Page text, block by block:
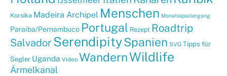
Korsika Madeira Archipel Menschen Monatsspaziergang
Paraiba/Pernambuco Portugal Rezept Roadtrip
Salvador SerendipitySpanien SVG Tipps für
Segler Uganda Video WandernWildlife
Ärmelkanal